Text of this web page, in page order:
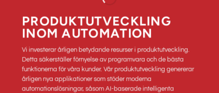
PRODUKTUTVECKLING
INOM AUTOMATION
Vi investerar årligen betydande resurser i produktutveckling.
Detta säkerställer förnyelse av programvara och de bästa
funktionerna för våra kunder. Vår produktutveckling genererar
årligen nya applikationer som stöder moderna
automationslösningar, såsom AI-baserade intelligenta